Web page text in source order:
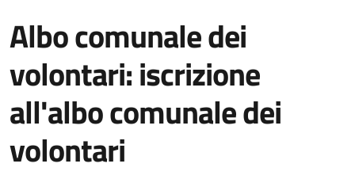
Albo comunale dei
volontari: iscrizione
all'albo comunale dei
volontari